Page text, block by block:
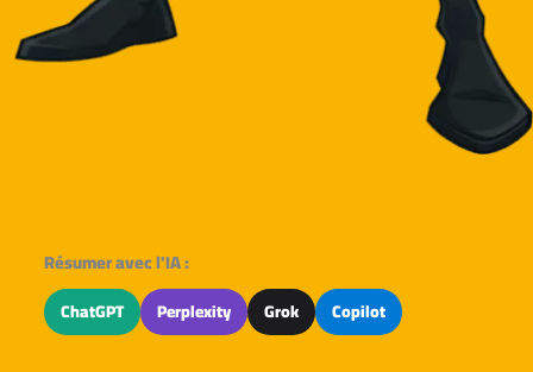
Résumer avec l'IA :
ChatGPT Perplexity Grok Copilot